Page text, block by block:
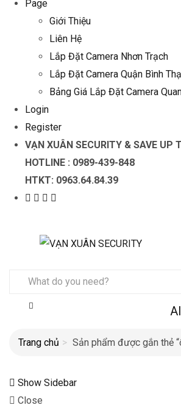
Page
Giới Thiệu
Liên Hệ
Lắp Đặt Camera Nhơn Trạch
Lắp Đặt Camera Quận Bình
Bảng Giá Lắp Đặt Camera
Login
Register
VẠN XUÂN SECURITY & SAVE UP
HOTLINE : 0989-439-848
HTKT: 0963.64.84.39
Trang chủ Sản phẩm được gắn thẻ
Show Sidebar
Close